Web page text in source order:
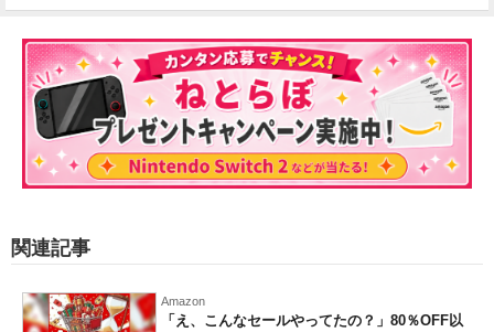
関連記事
Amazon
「え、こんなセールやってたの？」80％OFF以